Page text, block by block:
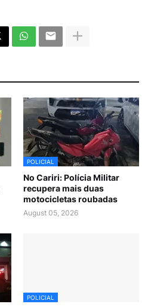
POLICIAL
No Cariri: Polícia Militar
recupera mais duas
motocicletas roubadas
August 05, 2026
POLICIAL